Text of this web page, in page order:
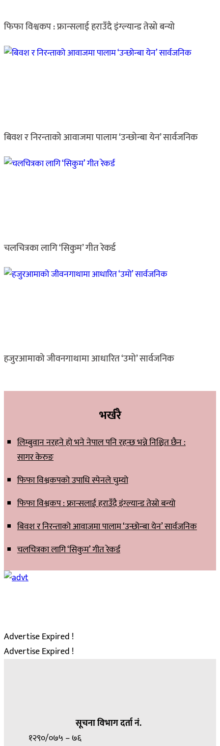
फिफा विश्वकप : फ्रान्सलाई हराउँदै इंग्ल्यान्ड तेस्रो बन्यो
बिवश र निरन्ताको आवाजमा पालाम ‘उन्छोन्बा येन’ सार्वजनिक
चलचित्रका लागि ‘सिकुम’ गीत रेकर्ड
हजुरआमाको जीवनगाथामा आधारित ‘उमो’ सार्वजनिक
भर्खरै
लिम्बुवान नरहने हो भने नेपाल पनि रहन्छ भन्ने निश्चित छैन :
सागर केरुङ
फिफा विश्वकपको उपाधि स्पेनले चुम्यो
फिफा विश्वकप : फ्रान्सलाई हराउँदै इंग्ल्यान्ड तेस्रो बन्यो
बिवश र निरन्ताको आवाजमा पालाम ‘उन्छोन्बा येन’ सार्वजनिक
चलचित्रका लागि ‘सिकुम’ गीत रेकर्ड
Advertise Expired !
Advertise Expired !
सूचना विभाग दर्ता नं.
१२९०/०७५ – ७६